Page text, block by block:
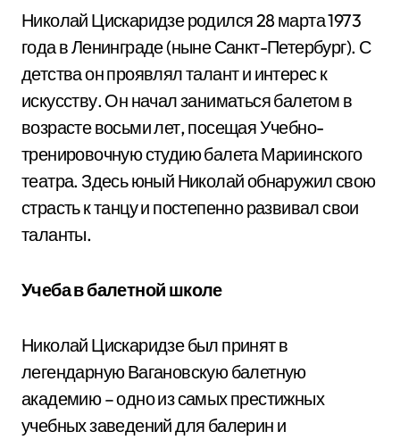
Николай Цискаридзе родился 28 марта 1973
года в Ленинграде (ныне Санкт-Петербург). С
детства он проявлял талант и интерес к
искусству. Он начал заниматься балетом в
возрасте восьми лет, посещая Учебно-
тренировочную студию балета Мариинского
театра. Здесь юный Николай обнаружил свою
страсть к танцу и постепенно развивал свои
таланты.
Учеба в балетной школе
Николай Цискаридзе был принят в
легендарную Вагановскую балетную
академию – одно из самых престижных
учебных заведений для балерин и